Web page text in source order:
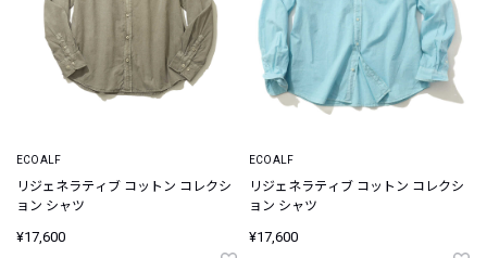
ECOALF
リジェネラティブ コットン コレクシ
ョン シャツ
¥17,600
ECOALF
リジェネラティブ コットン コレクシ
ョン シャツ
¥17,600